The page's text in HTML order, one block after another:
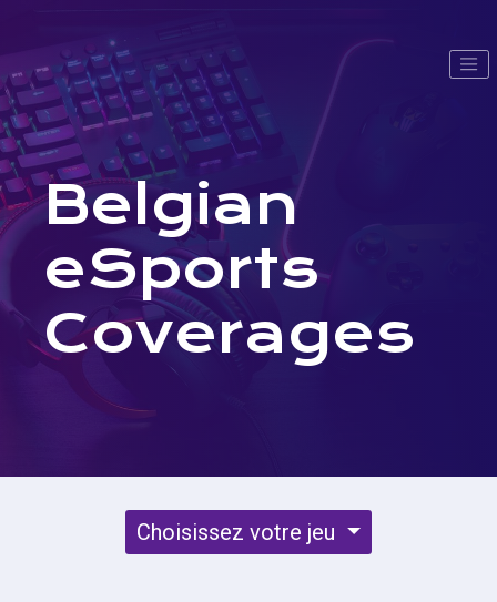
Belgian
eSports
Coverages
Choisissez votre jeu